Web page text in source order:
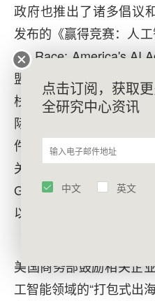
政府也推出了诸多倡议
发布的《赢得竞赛：人
the Race: America's AI
盟友和伙伴出口全栈式
栈”的英文是Full-stack，
际上是一种技术堆栈，
件等多种核心元素的集
关国家和地区出口“AI技
GPU、微软的Azure和
以及OpenAI和Anthropic
美国商务部鼓励相关企
工智能领域的“打包式出
点击订阅，获取
全研究中心资讯
中文 英文